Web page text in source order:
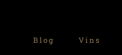
Blog Vins